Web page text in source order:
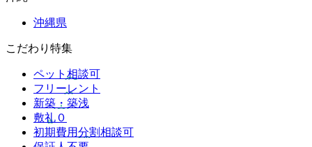
沖縄県
こだわり特集
ペット相談可
フリーレント
新築・築浅
敷礼０
初期費用分割相談可